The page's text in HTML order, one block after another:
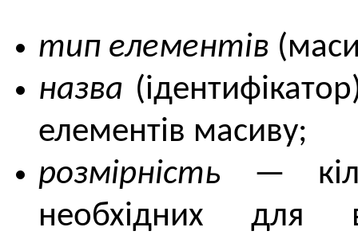
тип елементів
назва
елементів масиву;
розмірність —
необхідних для